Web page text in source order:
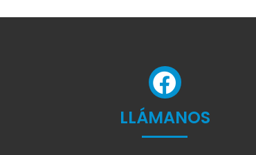
LLÁMANOS